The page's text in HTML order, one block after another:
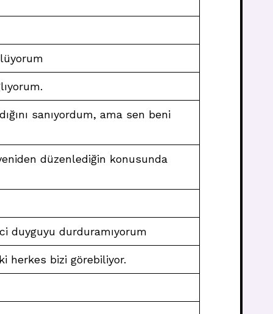
sanıyordum, ama sen beni
düzenlediğin konusunda
duyguyu durduramıyorum
herkes bizi görebiliyor.